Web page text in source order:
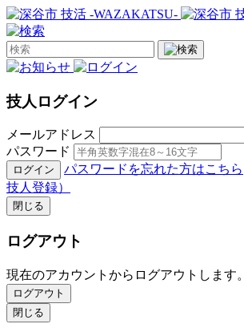
技人ログイン
メールアドレス
パスワード
ログイン パスワードを忘れた方はこちら
技人登録）
閉じる
ログアウト
現在のアカウントからログアウトします。
ログアウト
閉じる